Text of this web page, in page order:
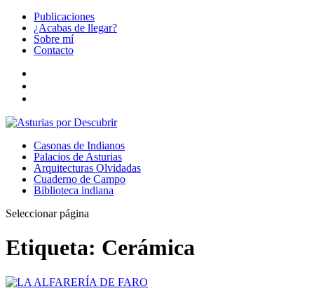
Publicaciones
¿Acabas de llegar?
Sobre mí
Contacto
Casonas de Indianos
Palacios de Asturias
Arquitecturas Olvidadas
Cuaderno de Campo
Biblioteca indiana
Seleccionar página
Etiqueta: Cerámica